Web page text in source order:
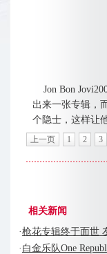
Jon Bon
出来一张专辑，
个隐士，这样让
上一页 1 2 3
相关新闻
·枪花专辑终于面世
·白金乐队One